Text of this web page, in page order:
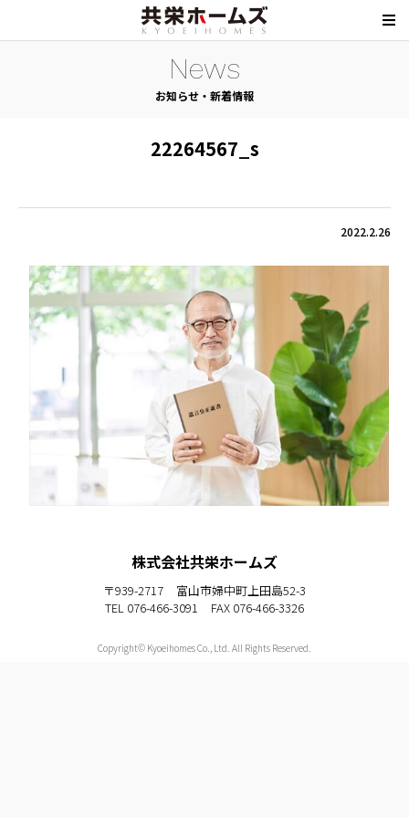
News
お知らせ・新着情報
22264567_s
2022.2.26
株式会社共栄ホームズ
〒939-2717
富山市婦中町上田島52-3
TEL 076-466-3091
FAX 076-466-3326
Copyright© Kyoeihomes Co., Ltd. All Rights Reserved.